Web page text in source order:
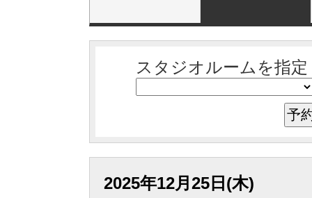
スタジオルームを指
2025年12月25日(木)